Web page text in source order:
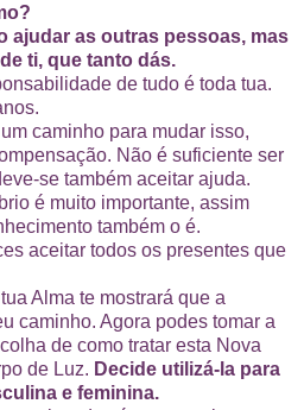
ajudar as outras pessoas, mas
ti, que tanto dás.
de tudo é toda tua.
caminho para mudar isso,
Não é suficiente ser
se também aceitar ajuda.
é muito importante, assim
também o é.
aceitar todos os presentes que
Alma te mostrará que a
caminho. Agora podes tomar a
de como tratar esta Nova
de Luz. Decide utilizá-la para
e feminina.